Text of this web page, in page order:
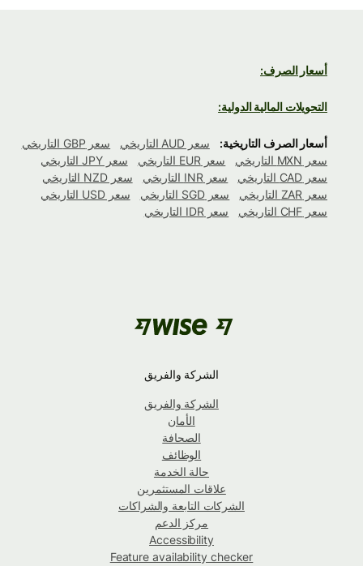
أسعار الصرف:
التحويلات المالية الدولية:
أسعار الصرف التاريخية: سعر AUD التاريخي
سعر GBP التاريخي
سعر MXN التاريخي
سعر EUR التاريخي
سعر JPY التاريخي
سعر CAD التاريخي
سعر INR التاريخي
سعر NZD التاريخي
سعر ZAR التاريخي
سعر SGD التاريخي
سعر USD التاريخي
سعر CHF التاريخي
سعر IDR التاريخي
الشركة والفريق
الشركة والفريق
الأمان
الصحافة
الوظائف
حالة الخدمة
علاقات المستثمرين
الشركات التابعة والشراكات
مركز الدعم
Accessibility
Feature availability checker